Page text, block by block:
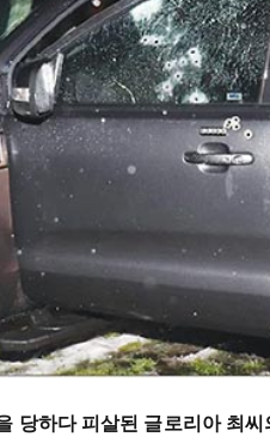
당하다 피살된 글로리아 최